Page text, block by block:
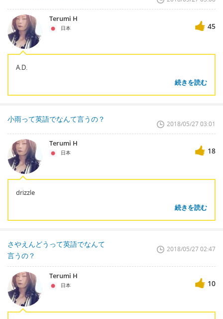
Terumi H
日本 45
A.D.
続きを読む
小雨って英語でなんて言うの？
2018/05/27 03:01
Terumi H
日本 18
drizzle
続きを読む
さやえんどうって英語でなんて
言うの？
2018/05/27 02:47
Terumi H
日本 10